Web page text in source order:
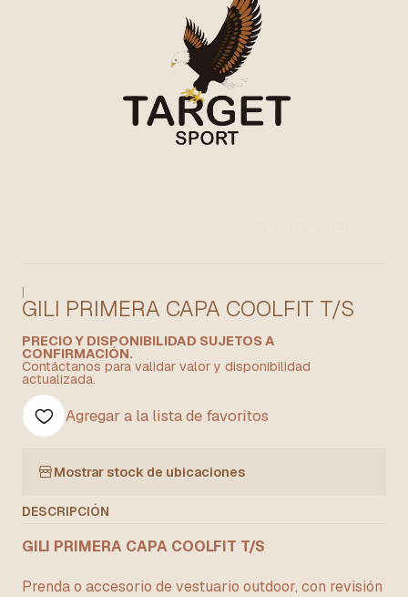
|
GILI PRIMERA CAPA COOLFIT T/S
PRECIO Y DISPONIBILIDAD SUJETOS A
CONFIRMACIÓN.
Contáctanos para validar valor y disponibilidad
actualizada.
Agregar a la lista de favoritos
Mostrar stock de ubicaciones
DESCRIPCIÓN
GILI PRIMERA CAPA COOLFIT T/S
Prenda o accesorio de vestuario outdoor, con revisión